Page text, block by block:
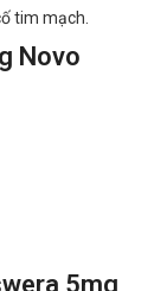
tim mạch.
Novo
5mg